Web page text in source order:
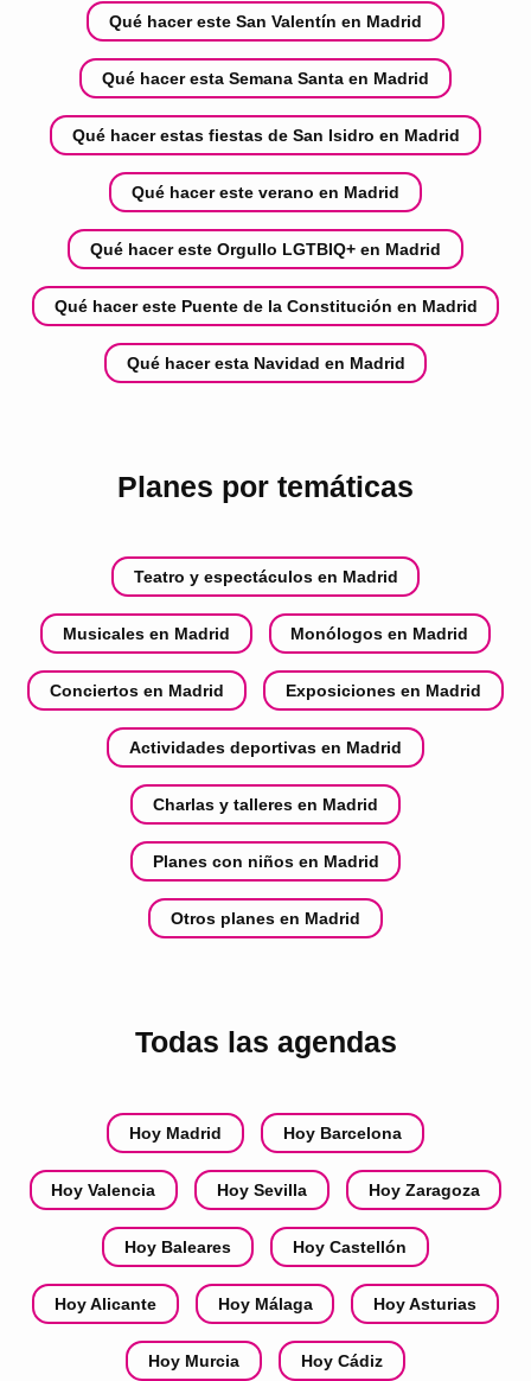
Qué hacer este San Valentín en Madrid
Qué hacer esta Semana Santa en Madrid
Qué hacer estas fiestas de San Isidro en Madrid
Qué hacer este verano en Madrid
Qué hacer este Orgullo LGTBIQ+ en Madrid
Qué hacer este Puente de la Constitución en Madrid
Qué hacer esta Navidad en Madrid
Planes por temáticas
Teatro y espectáculos en Madrid
Musicales en Madrid Monólogos en Madrid
Conciertos en Madrid Exposiciones en Madrid
Actividades deportivas en Madrid
Charlas y talleres en Madrid
Planes con niños en Madrid
Otros planes en Madrid
Todas las agendas
Hoy Madrid Hoy Barcelona
Hoy Valencia Hoy Sevilla Hoy Zaragoza
Hoy Baleares Hoy Castellón
Hoy Alicante Hoy Málaga Hoy Asturias
Hoy Murcia Hoy Cádiz